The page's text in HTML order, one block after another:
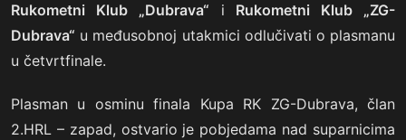
Rukometni Klub „Dubrava“ i Rukometni Klub „ZG-
Dubrava“ u međusobnoj utakmici odlučivati o plasmanu
u četvrtfinale.
Plasman u osminu finala Kupa RK ZG-Dubrava, član
2.HRL – zapad, ostvario je pobjedama nad suparnicima